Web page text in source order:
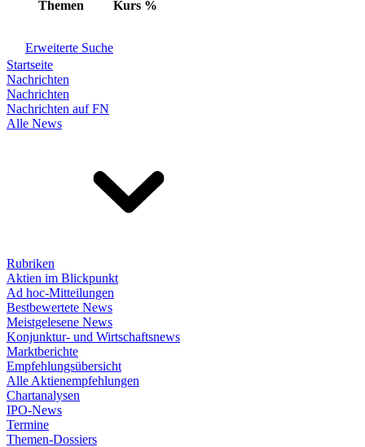
Themen Kurs %
Erweiterte Suche
Startseite
Nachrichten
Nachrichten
Nachrichten auf FN
Alle News
Rubriken
Aktien im Blickpunkt
Ad hoc-Mitteilungen
Bestbewertete News
Meistgelesene News
Konjunktur- und Wirtschaftsnews
Marktberichte
Empfehlungsübersicht
Alle Aktienempfehlungen
Chartanalysen
IPO-News
Termine
Themen-Dossiers